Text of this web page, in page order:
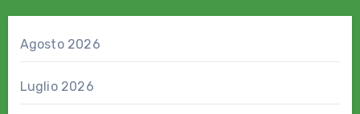
Agosto 2026
Luglio 2026